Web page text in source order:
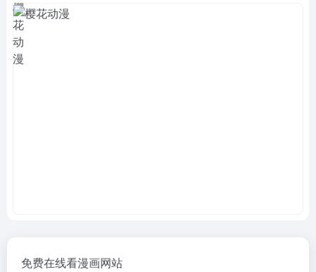
免费在线看漫画网站